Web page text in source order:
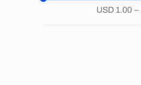
Riverfarma
Kyrovet
USD 1.00 –